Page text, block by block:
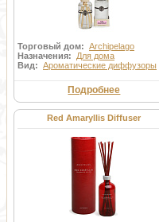
Торговый дом: Archipelago
Назначения: Для дома
Вид: Ароматические диффузоры
Подробнее
Red Amaryllis Diffuser